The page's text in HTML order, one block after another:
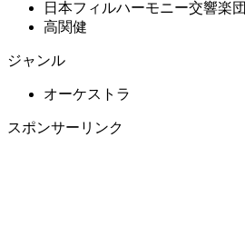
日本フィルハーモニー交響楽団
高関健
ジャンル
オーケストラ
スポンサーリンク